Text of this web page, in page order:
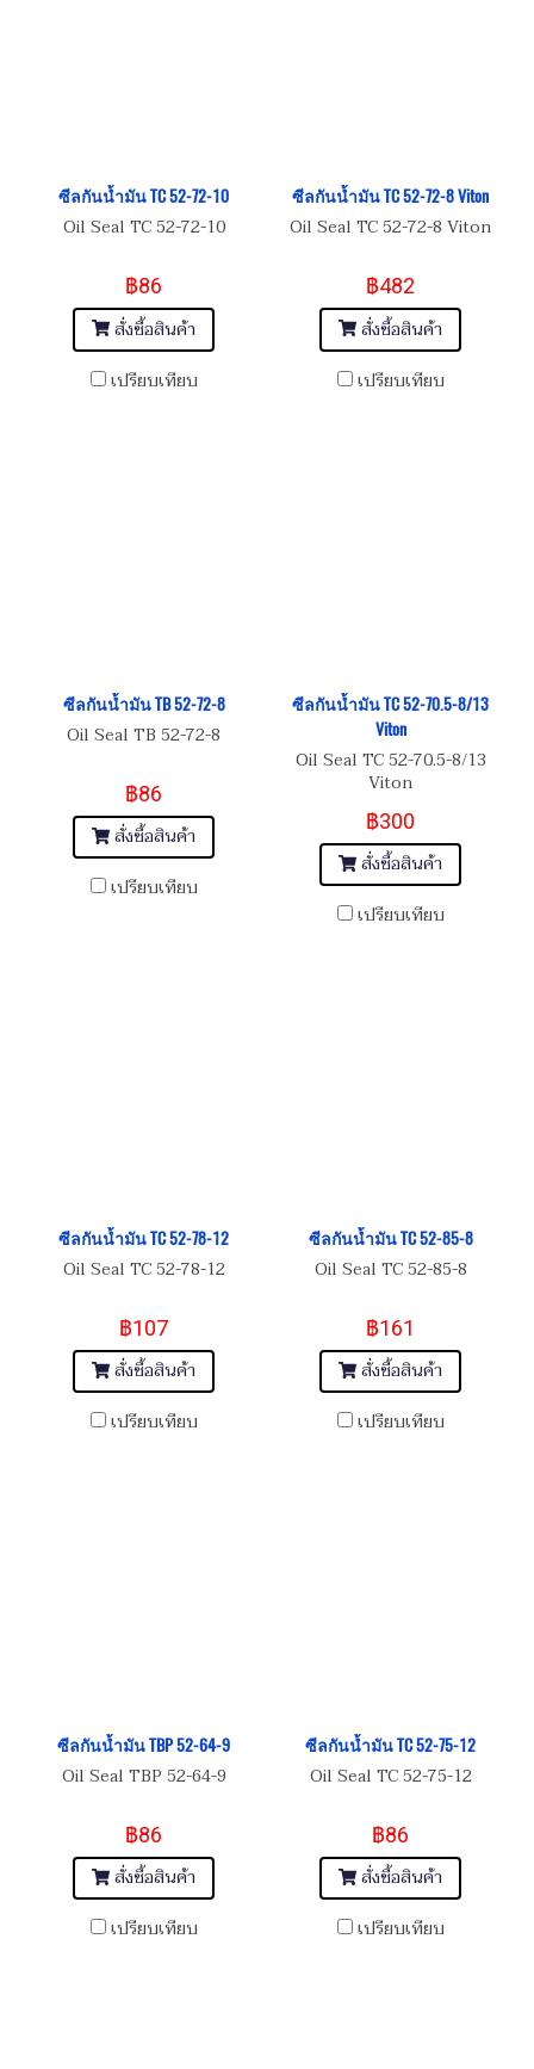
ซีลกันน้ำมัน TC 52-72-10
Oil Seal TC 52-72-10
฿86
สั่งซื้อสินค้า
เปรียบเทียบ
ซีลกันน้ำมัน TC 52-72-8 Viton
Oil Seal TC 52-72-8 Viton
฿482
สั่งซื้อสินค้า
เปรียบเทียบ
ซีลกันน้ำมัน TB 52-72-8
Oil Seal TB 52-72-8
฿86
สั่งซื้อสินค้า
เปรียบเทียบ
ซีลกันน้ำมัน TC 52-70.5-8/13
Viton
Oil Seal TC 52-70.5-8/13
Viton
฿300
สั่งซื้อสินค้า
เปรียบเทียบ
ซีลกันน้ำมัน TC 52-78-12
Oil Seal TC 52-78-12
฿107
สั่งซื้อสินค้า
เปรียบเทียบ
ซีลกันน้ำมัน TC 52-85-8
Oil Seal TC 52-85-8
฿161
สั่งซื้อสินค้า
เปรียบเทียบ
ซีลกันน้ำมัน TBP 52-64-9
Oil Seal TBP 52-64-9
฿86
สั่งซื้อสินค้า
เปรียบเทียบ
ซีลกันน้ำมัน TC 52-75-12
Oil Seal TC 52-75-12
฿86
สั่งซื้อสินค้า
เปรียบเทียบ